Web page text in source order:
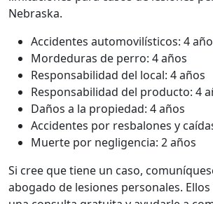
Nebraska.
Accidentes automovilísticos: 4
Mordeduras de perro: 4 años
Responsabilidad del local: 4 años
Responsabilidad del producto: 4
Daños a la propiedad: 4 años
Accidentes por resbalones y
Muerte por negligencia: 2 años
Si cree que tiene un caso,
abogado de lesiones personales.